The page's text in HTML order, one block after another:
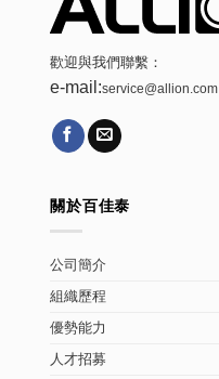
歡迎與我們聯繫：
e-mail:service@allion.com
關於百佳泰
公司簡介
組織歷程
優勢能力
人才招募